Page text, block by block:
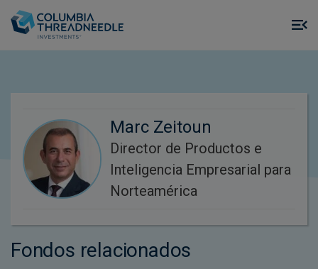
Marc Zeitoun
Director de Productos e
Inteligencia Empresarial para
Norteamérica
Fondos relacionados